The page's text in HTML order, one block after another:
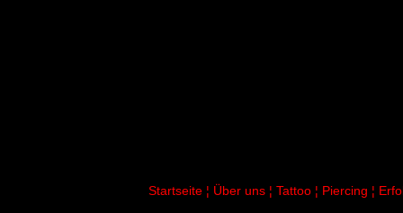
Startseite ¦ Über uns ¦ Tattoo ¦ Piercing ¦